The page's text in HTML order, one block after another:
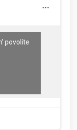
povolíte